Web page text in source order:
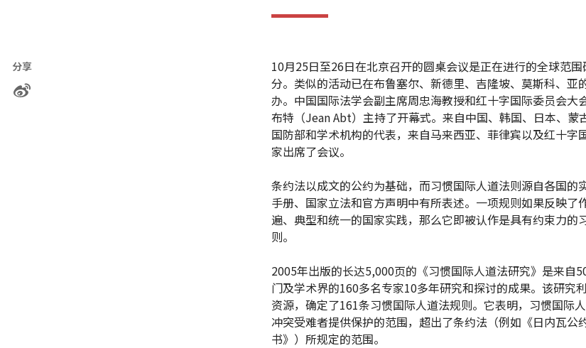
分享
10月25日至26日在北京召开的圆桌会议是正在进行的全球范
分。类似的活动已在布鲁塞尔、新德里、吉隆坡、莫斯科、亚
办。中国国际法学会副主席周忠海教授和红十字国际委员会
布特（Jean Abt）主持了开幕式。来自中国、韩国、日本、蒙
国防部和学术机构的代表，来自马来西亚、菲律宾以及红十字
家出席了会议。
条约法以成文的公约为基础，而习惯国际人道法则源自各国的
手册、国家立法和官方声明中有所表述。一项规则如果反映了
遍、典型和统一的国家实践，那么它即被认作是具有约束力的
则。
2005年出版的长达5,000页的《习惯国际人道法研究》是来自
门及学术界的160多名专家10多年研究和探讨的成果。该研究
资源，确定了161条习惯国际人道法规则。它表明，习惯国际
冲突受难者提供保护的范围，超出了条约法（例如《日内瓦公
书》）所规定的范围。